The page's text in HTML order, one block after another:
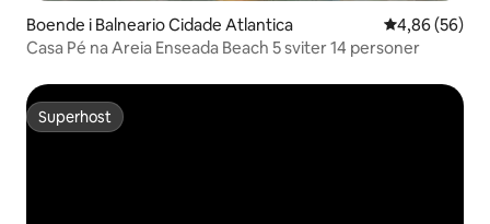
Boende i Balneario Cidade Atlantica 4,86 av 5 i
4,86 (56)
Casa Pé na Areia Enseada Beach 5 sviter 14 personer
Superhost
Superhost